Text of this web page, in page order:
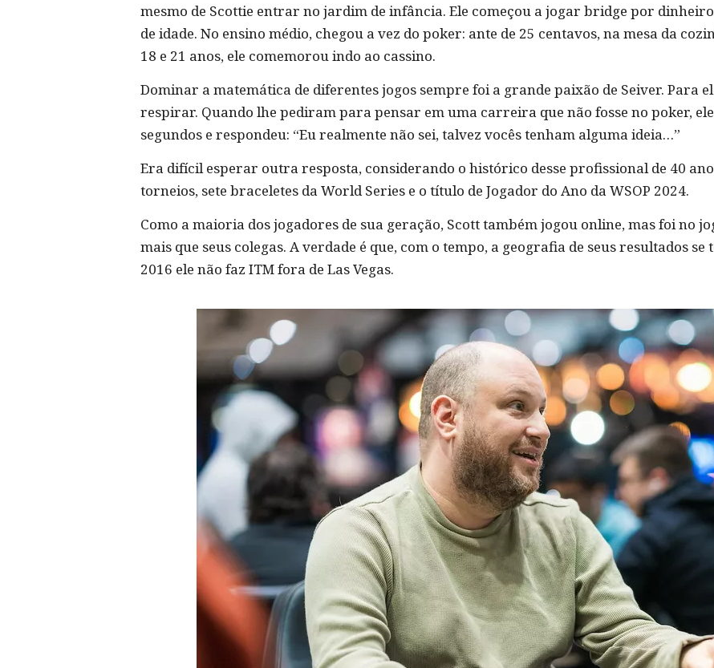
mesmo de Scottie entrar no jardim de infância. Ele começou a jogar bridge por
de idade. No ensino médio, chegou a vez do poker: ante de 25 centavos, na mesa da
18 e 21 anos, ele comemorou indo ao cassino.
Dominar a matemática de diferentes jogos sempre foi a grande paixão de Seiver. Para
respirar. Quando lhe pediram para pensar em uma carreira que não fosse no poker,
segundos e respondeu: “Eu realmente não sei, talvez vocês tenham alguma ideia…”
Era difícil esperar outra resposta, considerando o histórico desse profissional de 40
torneios, sete braceletes da World Series e o título de Jogador do Ano da WSOP 2024.
Como a maioria dos jogadores de sua geração, Scott também jogou online, mas foi no
mais que seus colegas. A verdade é que, com o tempo, a geografia de seus resultados
2016 ele não faz ITM fora de Las Vegas.